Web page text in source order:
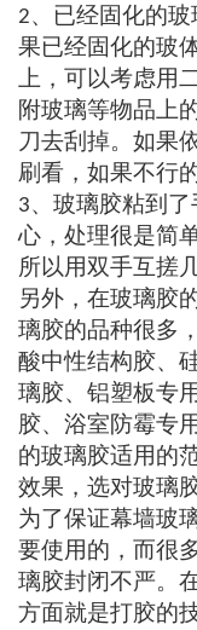
2、已经固化的
果已经固化的玻
上，可以考虑用
附玻璃等物品上
刀去刮掉。如果
刷看，如果不行
3、玻璃胶粘到
心，处理很是简
所以用双手互搓
另外，在玻璃胶
璃胶的品种很多
酸中性结构胶、
璃胶、铝塑板专
胶、浴室防霉专
的玻璃胶适用的
效果，选对玻璃
为了保证幕墙玻
要使用的，而很
璃胶封闭不严。
方面就是打胶的